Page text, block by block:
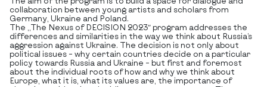
collaboration between young artists and scholars from
Germany, Ukraine and Poland.
The „The Nexus of DECISION 2023″ program addresses the
differences and similarities in the way we think about Russia’s
aggression against Ukraine. The decision is not only about
political issues – why certain countries decide on a particular
policy towards Russia and Ukraine – but first and foremost
about the individual roots of how and why we think about
Europe, what it is, what its values are, the importance of